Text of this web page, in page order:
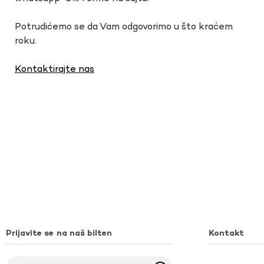
Potrudićemo se da Vam odgovorimo u što kraćem
roku.
Kontaktirajte nas
Prijavite se na naš bilten Kontakt